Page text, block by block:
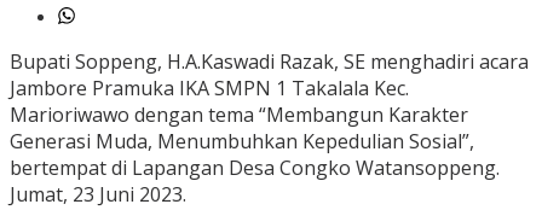
Bupati Soppeng, H.A.Kaswadi Razak, SE menghadiri acara
Jambore Pramuka IKA SMPN 1 Takalala Kec.
Marioriwawo dengan tema “Membangun Karakter
Generasi Muda, Menumbuhkan Kepedulian Sosial”,
bertempat di Lapangan Desa Congko Watansoppeng.
Jumat, 23 Juni 2023.